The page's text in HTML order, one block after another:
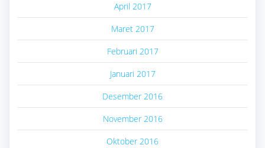
April 2017
Maret 2017
Februari 2017
Januari 2017
Desember 2016
November 2016
Oktober 2016